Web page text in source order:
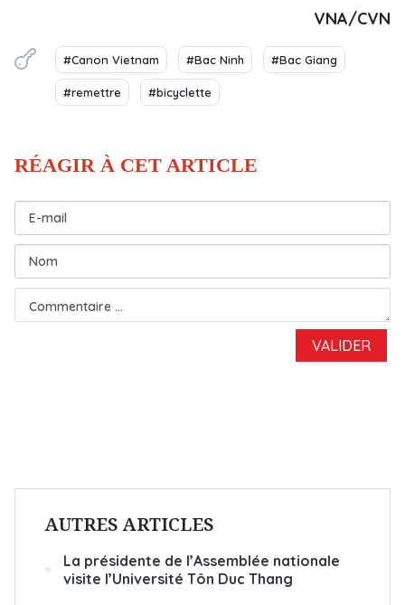
VNA/CVN
#Canon Vietnam #Bac Ninh #Bac Giang
#remettre #bicyclette
AUTRES ARTICLES
La présidente de l’Assemblée nationale
visite l’Université Tôn Duc Thang